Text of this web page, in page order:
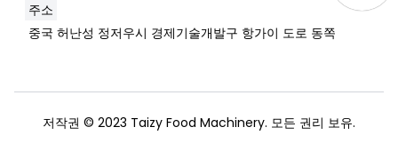
주소
중국 허난성 정저우시 경제기술개발구 항가이 도로 동쪽
저작권 © 2023 Taizy Food Machinery. 모든 권리 보유.